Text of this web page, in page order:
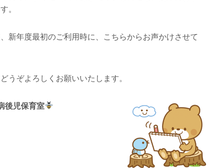
。
新年度最初のご利用時に、こちらからお声かけさせて
うぞよろしくお願いいたします。
後児保育室